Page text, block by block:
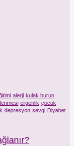
alerji kulak burun
ergenlik çocuk
depresyon sevgi Diyabet